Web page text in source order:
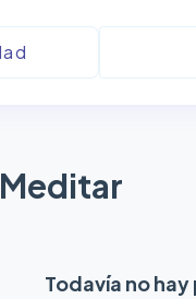
Meditar
Todavía no